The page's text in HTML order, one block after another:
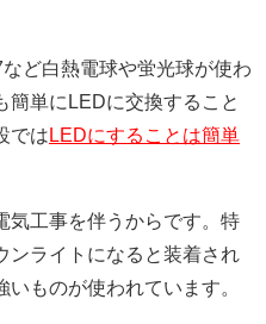
ど白熱電球や蛍光球が使わ
簡単にLEDに交換すること
では LEDにすることは簡単
気工事を伴うからです。特
ンライトになると装着され
ものが使われています。